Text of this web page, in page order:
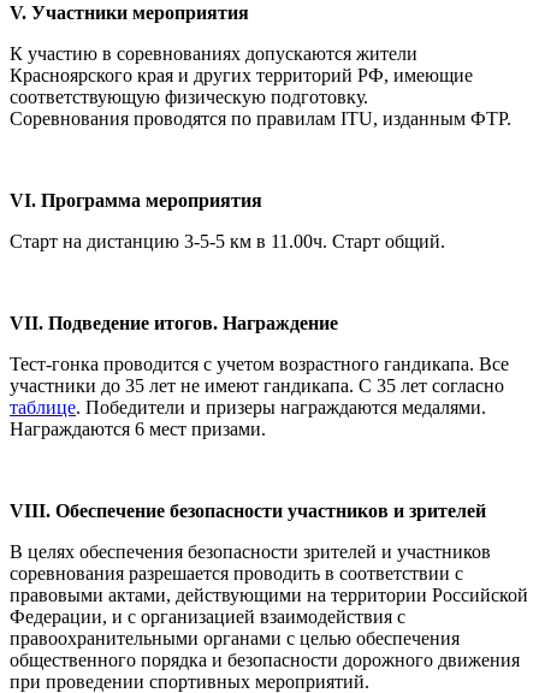
V. Участники мероприятия
К участию в соревнованиях допускаются жители
Красноярского края и других территорий РФ, имеющие
соответствующую физическую подготовку.
Соревнования проводятся по правилам ITU, изданным ФТР.
VI. Программа мероприятия
Старт на дистанцию 3-5-5 км в 11.00ч. Старт общий.
VII. Подведение итогов. Награждение
Тест-гонка проводится с учетом возрастного гандикапа. Все
участники до 35 лет не имеют гандикапа. С 35 лет согласно
таблице. Победители и призеры награждаются медалями.
Награждаются 6 мест призами.
VIII. Обеспечение безопасности участников и зрителей
В целях обеспечения безопасности зрителей и участников
соревнования разрешается проводить в соответствии с
правовыми актами, действующими на территории Российской
Федерации, и с организацией взаимодействия с
правоохранительными органами с целью обеспечения
общественного порядка и безопасности дорожного движения
при проведении спортивных мероприятий.